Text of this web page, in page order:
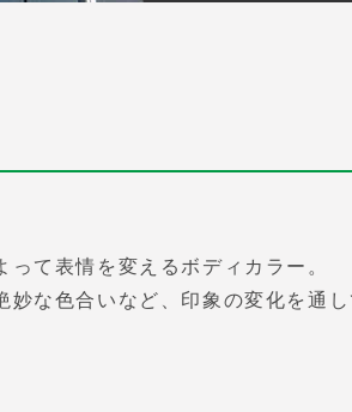
て表情を変えるボディカラー。
な色合いなど、印象の変化を通